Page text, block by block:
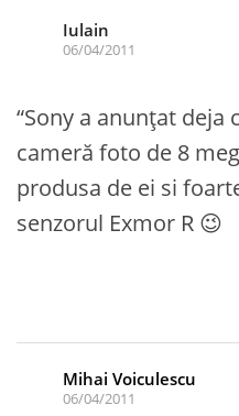
Iulain
06/04/2011
“Sony a anunțat deja
cameră foto de 8
produsa de ei si
senzorul Exmor R 😉
Mihai Voiculescu
06/04/2011